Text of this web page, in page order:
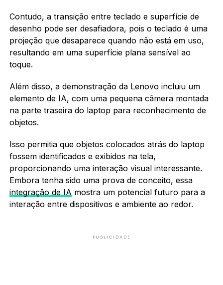
Contudo, a transição entre teclado e superfície de
desenho pode ser desafiadora, pois o teclado é uma
projeção que desaparece quando não está em uso,
resultando em uma superfície plana sensível ao
toque.
Além disso, a demonstração da Lenovo incluiu um
elemento de IA, com uma pequena câmera montada
na parte traseira do laptop para reconhecimento de
objetos.
Isso permitia que objetos colocados atrás do laptop
fossem identificados e exibidos na tela,
proporcionando uma interação visual interessante.
Embora tenha sido uma prova de conceito, essa
integração de IA mostra um potencial futuro para a
interação entre dispositivos e ambiente ao redor.
PUBLICIDADE